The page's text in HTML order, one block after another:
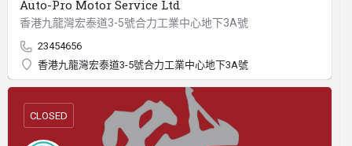
Auto-Pro Motor Service Ltd
香港九龍灣宏泰道3-5號合力工業中心地下3A號
23454656
香港九龍灣宏泰道3-5號合力工業中心地下3A號
CLOSED